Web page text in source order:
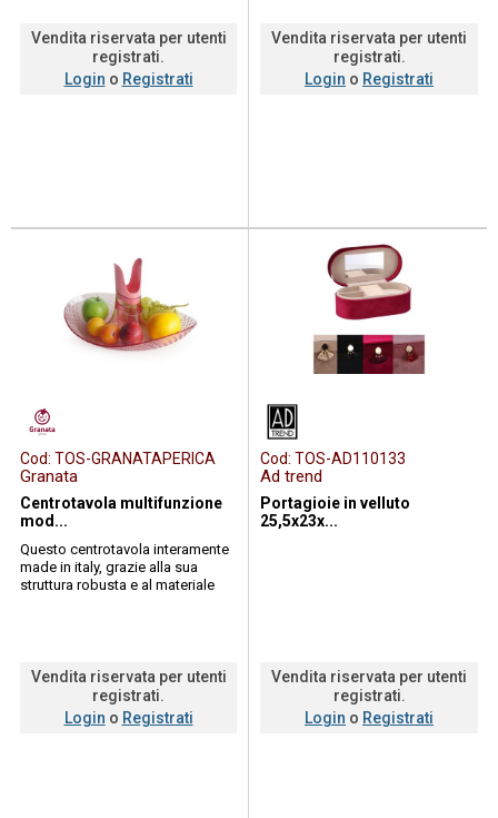
Vendita riservata per utenti
registrati.
Login o Registrati
Vendita riservata per utenti
registrati.
Login o Registrati
Cod: TOS-GRANATAPERICA
Granata
Centrotavola multifunzione
mod...
Questo centrotavola interamente
made in italy, grazie alla sua
struttura robusta e al materiale
Vendita riservata per utenti
registrati.
Login o Registrati
Cod: TOS-AD110133
Ad trend
Portagioie in velluto
25,5x23x...
Vendita riservata per utenti
registrati.
Login o Registrati